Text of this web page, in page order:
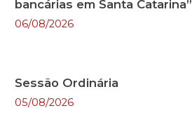
bancárias em Santa Catarina”
06/08/2026
Sessão Ordinária
05/08/2026